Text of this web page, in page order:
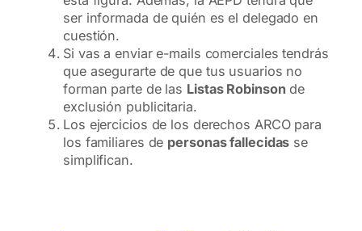
ser informada de quién es el delegado en
cuestión.
Si vas a enviar e-mails comerciales tendrás
que asegurarte de que tus usuarios no
forman parte de las Listas Robinson de
exclusión publicitaria.
Los ejercicios de los derechos ARCO para
los familiares de personas fallecidas se
simplifican.